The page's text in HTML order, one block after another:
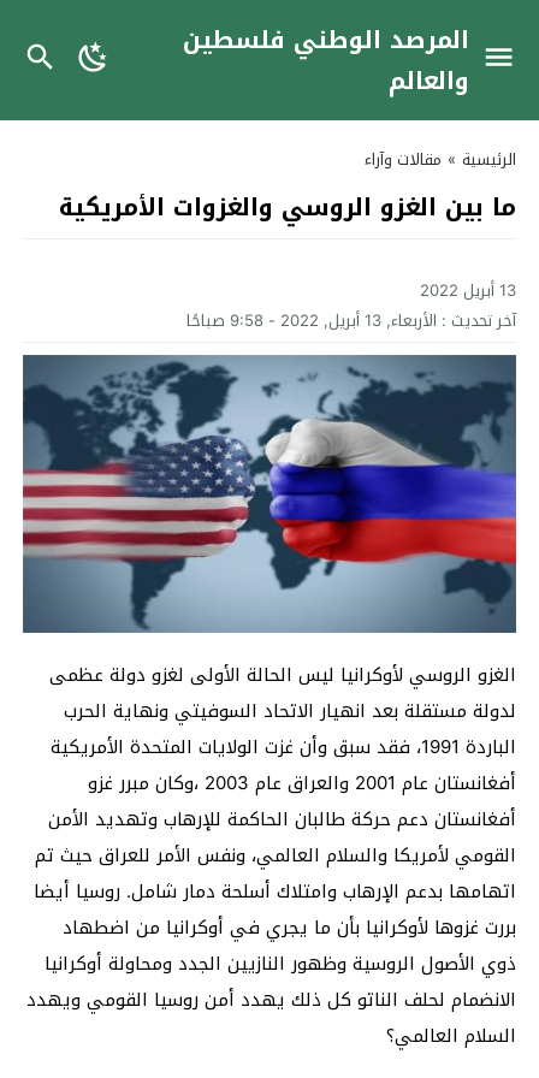
المرصد الوطني فلسطين
والعالم
الرئيسية » مقالات وآراء
ما بين الغزو الروسي والغزوات الأمريكية
13 أبريل 2022
آخر تحديث : الأربعاء, 13 أبريل, 2022 - 9:58 صباحًا
الغزو الروسي لأوكرانيا ليس الحالة الأولى لغزو دولة عظمى
لدولة مستقلة بعد انهيار الاتحاد السوفيتي ونهاية الحرب
الباردة 1991، فقد سبق وأن غزت الولايات المتحدة الأمريكية
أفغانستان عام 2001 والعراق عام 2003 ،وكان مبرر غزو
أفغانستان دعم حركة طالبان الحاكمة للإرهاب وتهديد الأمن
القومي لأمريكا والسلام العالمي، ونفس الأمر للعراق حيث تم
اتهامها بدعم الإرهاب وامتلاك أسلحة دمار شامل. روسيا أيضا
بررت غزوها لأوكرانيا بأن ما يجري في أوكرانيا من اضطهاد
ذوي الأصول الروسية وظهور النازيين الجدد ومحاولة أوكرانيا
الانضمام لحلف الناتو كل ذلك يهدد أمن روسيا القومي ويهدد
السلام العالمي؟